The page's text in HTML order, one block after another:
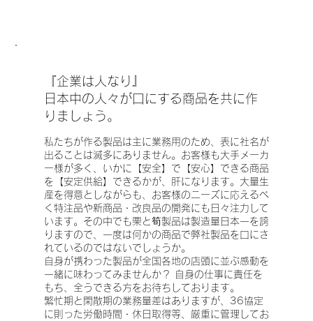
『企業は人なり』
日本中の人々が口にする商品を共に作
りましょう。
私たちが作る製品は主に業務用のため、表に社名が
出ることは滅多にありません。お客様も大手メーカ
ー様が多く、いかに【安全】で【安心】できる商品
を【安定供給】できるかが、肝になります。大量生
産を得意としながらも、お客様のニーズに応えるべ
く特注品や新商品・改良品の開発にも日々注力して
います。その中でも栗と筍製品は製造量日本一を誇
りますので、一度は何かの商品で弊社製品を口にさ
れているのではないでしょうか。
自身が携わった製品が全国各地の店頭に並ぶ感動を
一緒に味わってみませんか？ 自身の仕事に責任を
もち、全うできる方をお待ちしております。
繁忙期と閑散期の業務量差はありますが、36協定
に則った労働時間・休日取得等、厳重に管理してお